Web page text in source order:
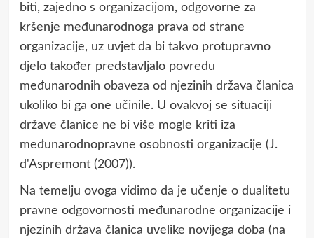
biti, zajedno s organizacijom, odgovorne za
kršenje međunarodnoga prava od strane
organizacije, uz uvjet da bi takvo protupravno
djelo također predstavljalo povredu
međunarodnih obaveza od njezinih država članica
ukoliko bi ga one učinile. U ovakvoj se situaciji
države članice ne bi više mogle kriti iza
međunarodnopravne osobnosti organizacije (J.
d'Aspremont (2007)).
Na temelju ovoga vidimo da je učenje o dualitetu
pravne odgovornosti međunarodne organizacije i
njezinih država članica uvelike novijega doba (na